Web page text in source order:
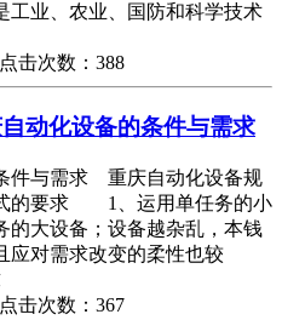
工业、农业、国防和科学技术
击次数：388
动化设备的条件与需求
件与需求 重庆自动化设备规
的要求 1、运用单任务的小
的大设备；设备越杂乱，本钱
应对需求改变的柔性也较
击次数：367